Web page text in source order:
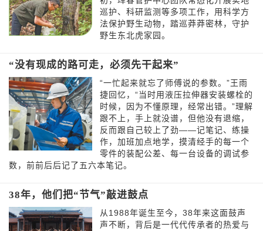
巡护、科研监测等多项工作，用科学方
法保护野生动物，踏巡莽莽密林，守护
野生东北虎家园。
“没有现成的路可走，必须先干起来”
“一忙起来就忘了师傅说的参数。”王雨
捷回忆，“当时用液压拉伸器安装螺栓的
时候，因为不懂原理，经常出错。”理解
跟不上，手上就没谱，但他没有退缩，
反而跟自己较上了劲——记笔记、练操
作，加班加点地学，摸清经手的每一个
零件的装配公差、每一台设备的调试参
数，前前后后记了五六本笔记。
38年，他们把“节气”敲进鼓点
从1988年诞生至今，38年来这面鼓声
声不断，背后是一代代传承者的热爱与